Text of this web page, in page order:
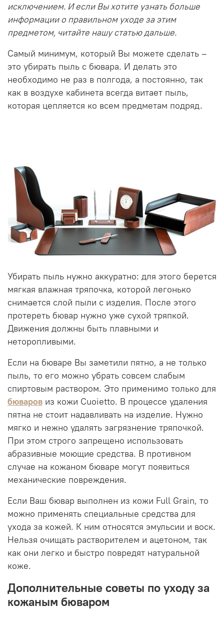
исключением. И если Вы хотите узнать больше
информации о правильном уходе за этим
предметом, читайте нашу статью дальше.
Самый минимум, который Вы можете сделать –
это убирать пыль с бювара. И делать это
необходимо не раз в полгода, а постоянно, так
как в воздухе кабинета всегда витает пыль,
которая цепляется ко всем предметам подряд.
Убирать пыль нужно аккуратно: для этого берется
мягкая влажная тряпочка, которой легонько
снимается слой пыли с изделия. После этого
протереть бювар нужно уже сухой тряпкой.
Движения должны быть плавными и
неторопливыми.
Если на бюваре Вы заметили пятно, а не только
пыль, то его можно убрать совсем слабым
спиртовым раствором. Это применимо только для
бюваров из кожи Cuoietto. В процессе удаления
пятна не стоит надавливать на изделие. Нужно
мягко и нежно удалять загрязнение тряпочкой.
При этом строго запрещено использовать
абразивные моющие средства. В противном
случае на кожаном бюваре могут появиться
механические повреждения.
Если Ваш бювар выполнен из кожи Full Grain, то
можно применять специальные средства для
ухода за кожей. К ним относятся эмульсии и воск.
Нельзя очищать растворителем и ацетоном, так
как они легко и быстро повредят натуральной
коже.
Дополнительные советы по уходу за
кожаным бюваром